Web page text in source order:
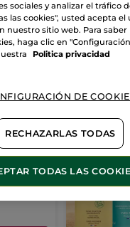
-42%
sociales y analizar el tráfico
las cookies", usted acepta el
nuestro sitio web. Para saber
haga clic en
Politica privacidad
DE
RECHAZARLAS TODAS
TODAS LAS